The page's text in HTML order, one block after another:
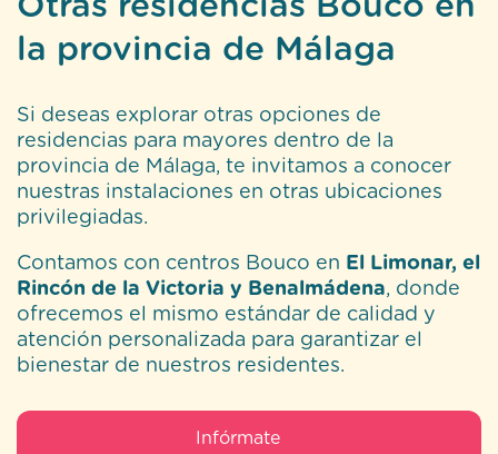
Otras residencias Bouco en
la provincia de Málaga
Si deseas explorar otras opciones de
residencias para mayores dentro de la
provincia de Málaga, te invitamos a conocer
nuestras instalaciones en otras ubicaciones
privilegiadas.
Contamos con centros Bouco en El Limonar, el
Rincón de la Victoria y Benalmádena, donde
ofrecemos el mismo estándar de calidad y
atención personalizada para garantizar el
bienestar de nuestros residentes.
Infórmate